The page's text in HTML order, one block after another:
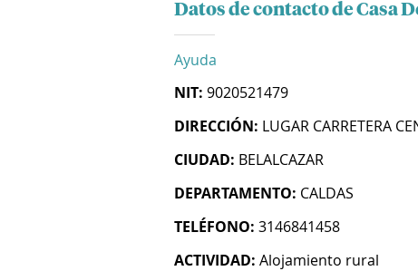
Datos de contacto de Casa
Ayuda
NIT: 9020521479
DIRECCIÓN: LUGAR CARRETERA
CIUDAD: BELALCAZAR
DEPARTAMENTO: CALDAS
TELÉFONO: 3146841458
ACTIVIDAD: Alojamiento rural